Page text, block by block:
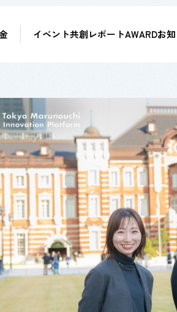
イベント共創レポートAWARDお